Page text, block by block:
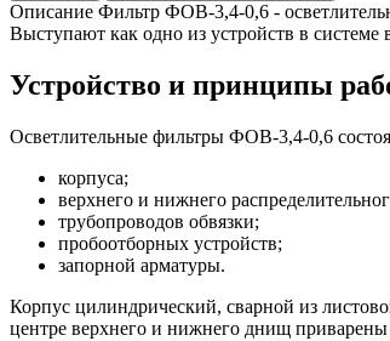
Описание Фильтр ФОВ-3,4-0,6 -
Выступают как одно из устройств в
Устройство и принципы
Осветлительные фильтры ФОВ-3,4-0,6
корпуса;
верхнего и нижнего
трубопроводов обвязки;
пробоотборных устройств;
запорной арматуры.
Корпус цилиндрический, сварной из
центре верхнего и нижнего днищ